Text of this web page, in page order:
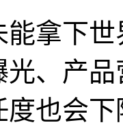
下世
、产
度也会